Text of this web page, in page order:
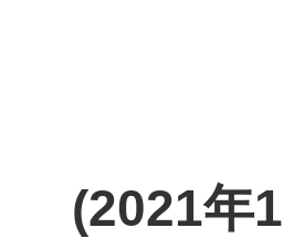
(2021年